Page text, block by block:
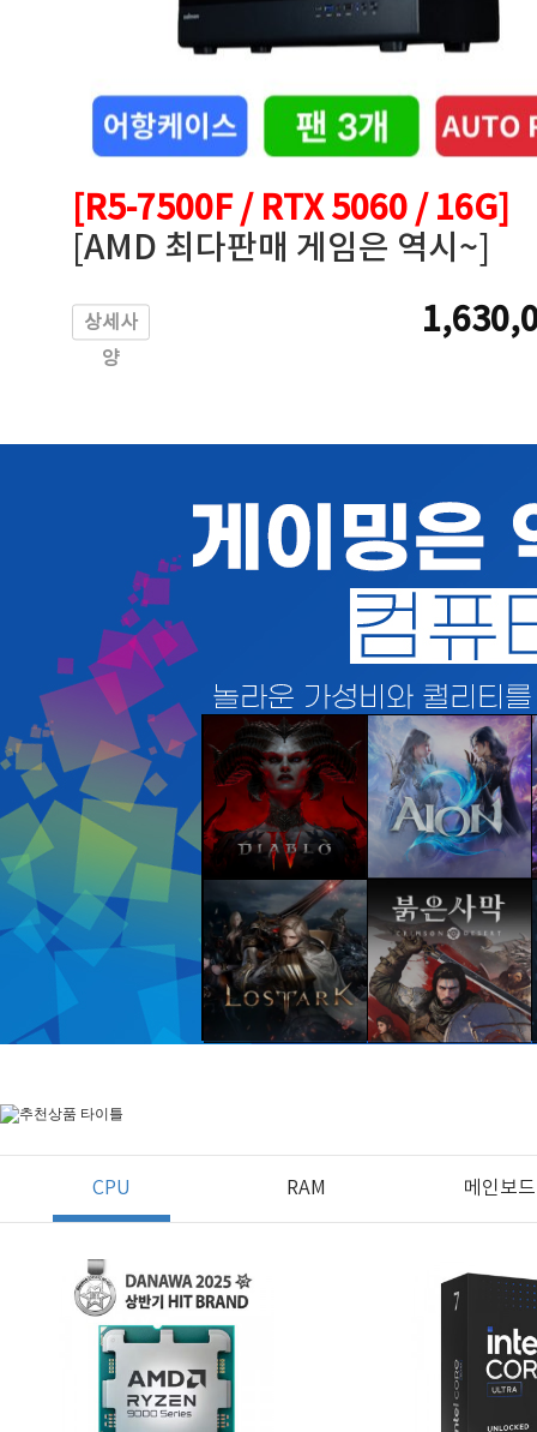
[R5-7500F / RTX 5060 / 16G]
[AMD 최다판매 게임은 역시~]
상세사
양
디아블로 IV
바로가기
아이온 II
바로가기
CPU RAM 메인보드